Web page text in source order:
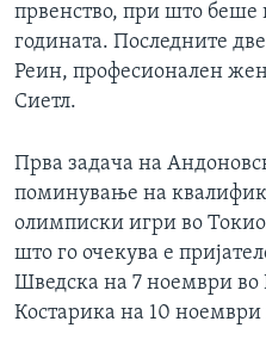
првенство, при што беше
годината. Последните
Реин, професионален
Сиетл.
Прва задача на
поминување на
олимписки игри во
што го очекува е
Шведска на 7 ноември во
Костарика на 10